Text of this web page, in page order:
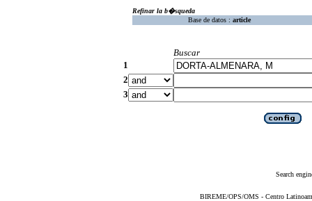
Refinar la b�squeda
Base de datos : article
Buscar
1
2
3
Search
BIREME/OPS/OMS - Centro